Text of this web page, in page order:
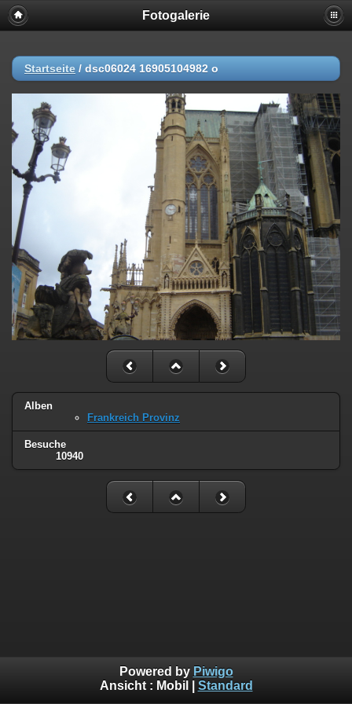
Fotogalerie
Startseite / dsc06024 16905104982 o
Alben
Frankreich Provinz
Besuche
10940
Powered by Piwigo
Ansicht : Mobil Standard